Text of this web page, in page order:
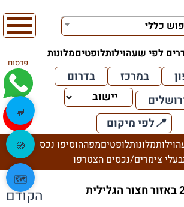
כללי
לפי שעהוילותלופטיםמלונות
פרסום
במרכז
בדרום
📍לפי מיקום
וילותמלונותלופטיםמפההוסיפו נכס
בעלי צימרים/נכסים הצטרפו
הקודם
💬
🧭
🗺️